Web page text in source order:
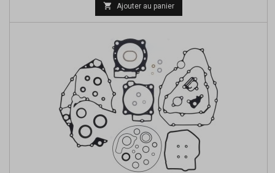
 Ajouter au panier